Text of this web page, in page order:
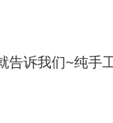
告诉我们~纯手